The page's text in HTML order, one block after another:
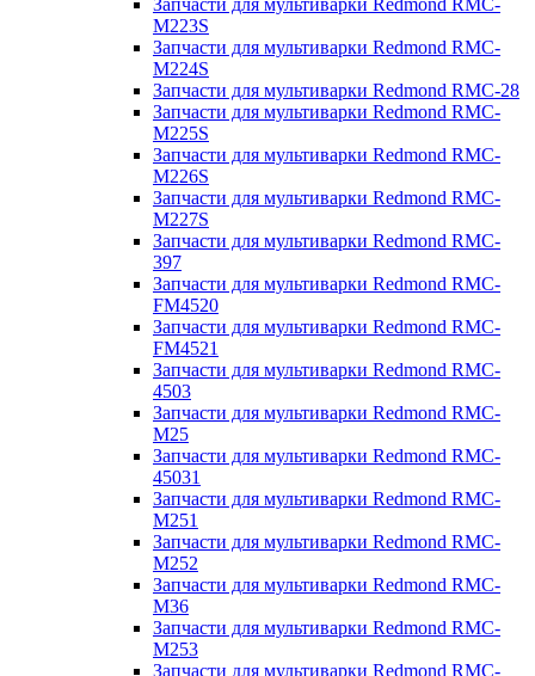
Запчасти для мультиварки Redmond RMC-
M223S
Запчасти для мультиварки Redmond RMC-
M224S
Запчасти для мультиварки Redmond RMC-28
Запчасти для мультиварки Redmond RMC-
M225S
Запчасти для мультиварки Redmond RMC-
M226S
Запчасти для мультиварки Redmond RMC-
M227S
Запчасти для мультиварки Redmond RMC-
397
Запчасти для мультиварки Redmond RMC-
FM4520
Запчасти для мультиварки Redmond RMC-
FM4521
Запчасти для мультиварки Redmond RMC-
4503
Запчасти для мультиварки Redmond RMC-
M25
Запчасти для мультиварки Redmond RMC-
45031
Запчасти для мультиварки Redmond RMC-
M251
Запчасти для мультиварки Redmond RMC-
M252
Запчасти для мультиварки Redmond RMC-
M36
Запчасти для мультиварки Redmond RMC-
M253
Запчасти для мультиварки Redmond RMC-